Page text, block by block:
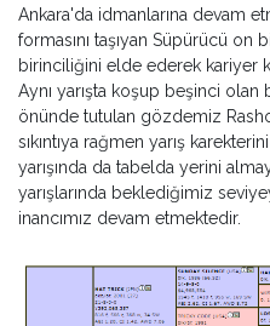
Ankara'da idmanlarına devam
formasını taşıyan Süpürücü
birinciliğini elde ederek kariyer
Aynı yarışta koşup beşinci
önünde tutulan gözdemiz
sıkıntıya rağmen yarış
yarışında da tabelda yerini
yarışlarında beklediğimiz
inancımız devam etmektedir.